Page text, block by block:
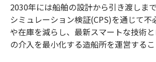
2030年には船舶の設計から引き渡しま
シミュレーション検証(CPS)を通じて不
や在庫を減らし、最新スマートな技術
の介入を最小化する造船所を運営するこ